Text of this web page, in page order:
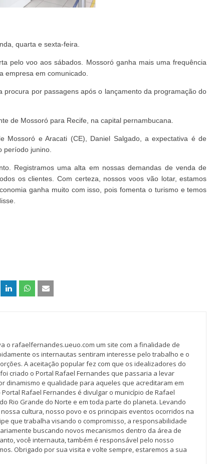
quarta e sexta-feira.
pelo voo aos sábados. Mossoró ganha mais uma frequência
empresa em comunicado.
por passagens após o lançamento da programação do
de Mossoró para Recife, na capital pernambucana.
Mossoró e Aracati (CE), Daniel Salgado, a expectativa é de
período junino.
Registramos uma alta em nossas demandas de venda de
os clientes. Com certeza, nossos voos vão lotar, estamos
ganha muito com isso, pois fomenta o turismo e temos
o rafaelfernandes.ueuo.com um site com a finalidade de
os internautas sentiram interesse pelo trabalho e o
A aceitação popular fez com que os idealizadores do
criado o Portal Rafael Fernandes que passaria a levar
dinamismo e qualidade para aqueles que acreditaram em
Rafael Fernandes é divulgar o município de Rafael
Rio Grande do Norte e em toda parte do planeta. Levando
cultura, nosso povo e os principais eventos ocorridos na
que trabalha visando o compromisso, a responsabilidade
buscando novos mecanismos dentro da área de
você internauta, também é responsável pelo nosso
Obrigado por sua visita e volte sempre, estaremos a sua